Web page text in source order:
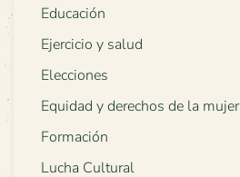
Educación
Ejercicio y salud
Elecciones
Equidad y derechos de la mujer
Formación
Lucha Cultural